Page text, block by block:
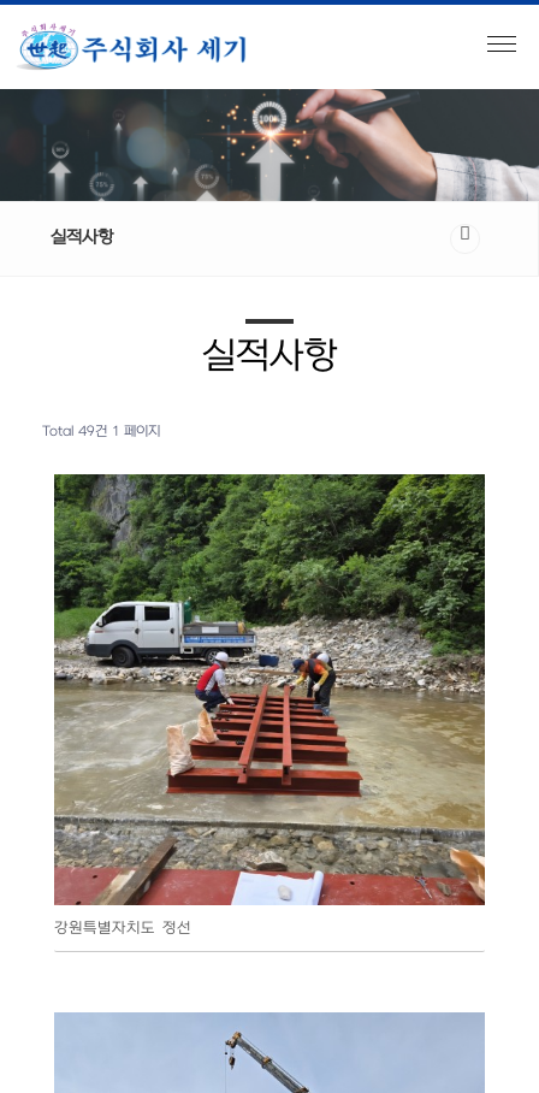
실적사항
실적사항
Total 49건 1 페이지
강원특별자치도 정선